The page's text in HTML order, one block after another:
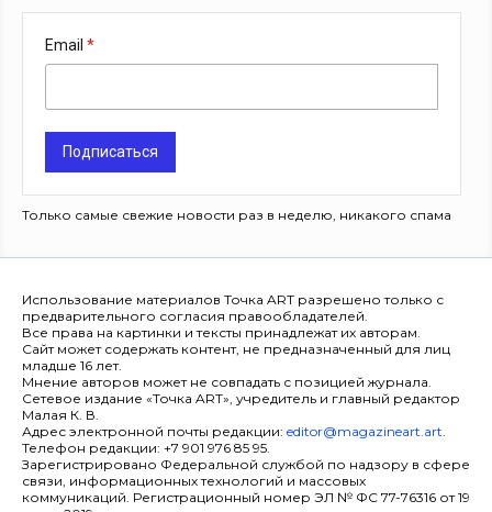
Email
Подписаться
Только самые свежие новости раз в неделю, никакого спама
Использование материалов Точка ART разрешено только с
предварительного согласия правообладателей.
Все права на картинки и тексты принадлежат их авторам.
Сайт может содержать контент, не предназначенный для лиц
младше 16 лет.
Мнение авторов может не совпадать с позицией журнала.
Сетевое издание «Точка ART», учредитель и главный редактор
Малая К. В.
Адрес электронной почты редакции: editor@magazineart.art.
Телефон редакции: +7 901 976 85 95.
Зарегистрировано Федеральной службой по надзору в сфере
связи, информационных технологий и массовых
коммуникаций. Регистрационный номер ЭЛ № ФС 77-76316 от 19